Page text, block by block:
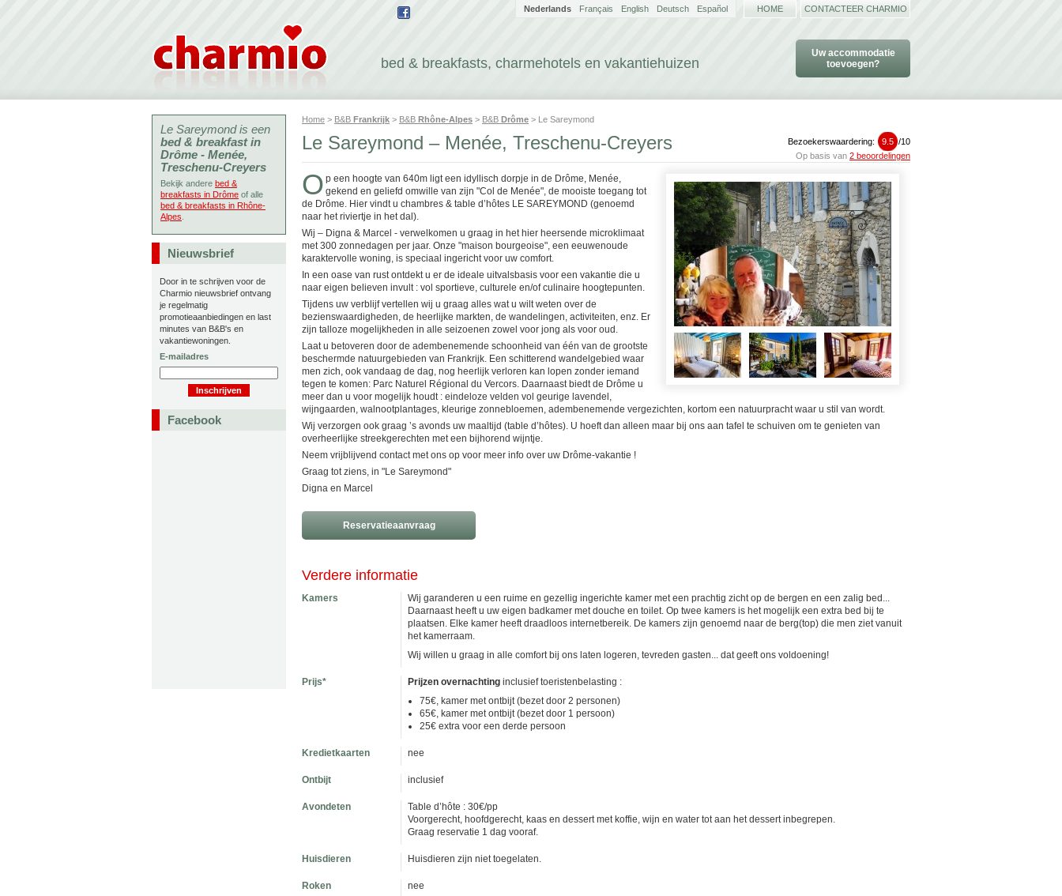
bed & breakfasts, charmehotels en vakantiehuizen
Uw accommodatie
toevoegen?
Nederlands Français English Deutsch Español HOME CONTACTEER CHARMIO
Home > B&B Frankrijk > B&B Rhône-Alpes > B&B Drôme > Le Sareymond
Bezoekerswaardering: 9.5 /10
Op basis van 2 beoordelingen
Le Sareymond – Menée, Treschenu-Creyers
O p een hoogte van 640m ligt een idyllisch dorpje in de Drôme, Menée,
gekend en geliefd omwille van zijn "Col de Menée", de mooiste toegang tot
de Drôme. Hier vindt u chambres & table d’hôtes LE SAREYMOND (genoemd
naar het riviertje in het dal).
Wij – Digna & Marcel - verwelkomen u graag in het hier heersende microklimaat
met 300 zonnedagen per jaar. Onze "maison bourgeoise", een eeuwenoude
karaktervolle woning, is speciaal ingericht voor uw comfort.
In een oase van rust ontdekt u er de ideale uitvalsbasis voor een vakantie die u
naar eigen believen invult : vol sportieve, culturele en/of culinaire hoogtepunten.
Tijdens uw verblijf vertellen wij u graag alles wat u wilt weten over de
bezienswaardigheden, de heerlijke markten, de wandelingen, activiteiten, enz. Er
zijn talloze mogelijkheden in alle seizoenen zowel voor jong als voor oud.
Laat u betoveren door de adembenemende schoonheid van één van de grootste
beschermde natuurgebieden van Frankrijk. Een schitterend wandelgebied waar
men zich, ook vandaag de dag, nog heerlijk verloren kan lopen zonder iemand
tegen te komen: Parc Naturel Régional du Vercors. Daarnaast biedt de Drôme u
meer dan u voor mogelijk houdt : eindeloze velden vol geurige lavendel,
wijngaarden, walnootplantages, kleurige zonnebloemen, adembenemende vergezichten, kortom een natuurpracht waar u stil van wordt.
Wij verzorgen ook graag ’s avonds uw maaltijd (table d’hôtes). U hoeft dan alleen maar bij ons aan tafel te schuiven om te genieten van
overheerlijke streekgerechten met een bijhorend wijntje.
Neem vrijblijvend contact met ons op voor meer info over uw Drôme-vakantie !
Graag tot ziens, in "Le Sareymond"
Digna en Marcel
Reservatieaanvraag
Verdere informatie
Kamers
Wij garanderen u een ruime en gezellig ingerichte kamer met een prachtig zicht op de bergen en een zalig bed...
Daarnaast heeft u uw eigen badkamer met douche en toilet. Op twee kamers is het mogelijk een extra bed bij te
plaatsen. Elke kamer heeft draadloos internetbereik. De kamers zijn genoemd naar de berg(top) die men ziet vanuit
het kamerraam.
Wij willen u graag in alle comfort bij ons laten logeren, tevreden gasten... dat geeft ons voldoening!
Prijs* Prijzen overnachting inclusief toeristenbelasting :
75€, kamer met ontbijt (bezet door 2 personen)
65€, kamer met ontbijt (bezet door 1 persoon)
25€ extra voor een derde persoon
Kredietkaarten nee
Ontbijt inclusief
Avondeten
Table d’hôte : 30€/pp
Voorgerecht, hoofdgerecht, kaas en dessert met koffie, wijn en water tot aan het dessert inbegrepen.
Graag reservatie 1 dag vooraf.
Huisdieren Huisdieren zijn niet toegelaten.
Roken nee
Le Sareymond is een
bed & breakfast in
Drôme - Menée,
Treschenu-Creyers
Bekijk andere bed &
breakfasts in Drôme of alle
bed & breakfasts in Rhône-
Alpes
Nieuwsbrief
Door in te schrijven voor de
Charmio nieuwsbrief ontvang
je regelmatig
promotieaanbiedingen en last
minutes van B&B's en
vakantiewoningen.
E-mailadres
Facebook